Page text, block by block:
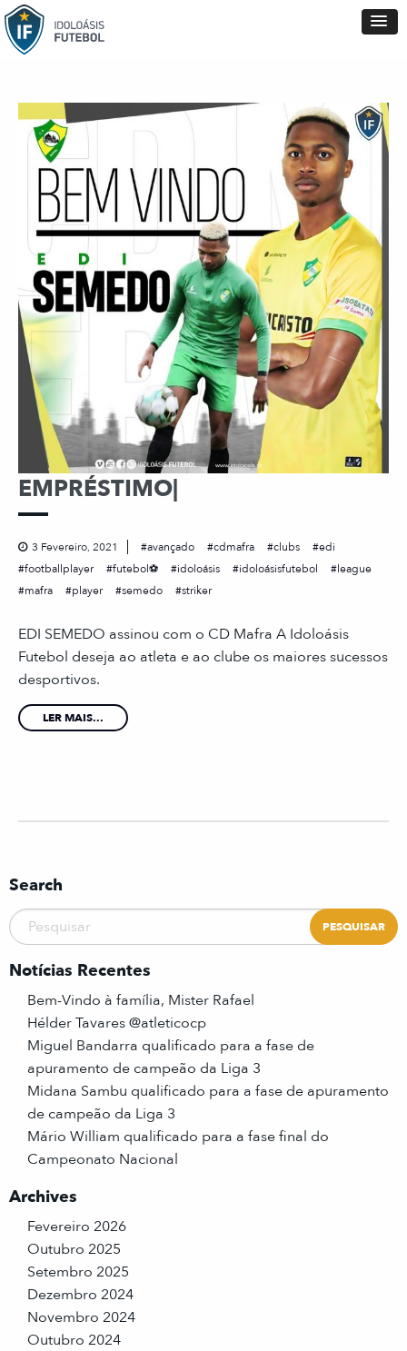
EMPRÉSTIMO|
3 Fevereiro, 2021 avançado cdmafra clubs
edi
footballplayer
futebol⚽ idoloásis idoloásisfutebol
league
mafra
player semedo striker
EDI SEMEDO assinou com o CD Mafra A Idoloásis
Futebol deseja ao atleta e ao clube os maiores sucessos
desportivos.
LER MAIS...
Search
Notícias Recentes
Bem-Vindo à família, Mister Rafael
Hélder Tavares @atleticocp
Miguel Bandarra qualificado para a fase de
apuramento de campeão da Liga 3
Midana Sambu qualificado para a fase de apuramento
de campeão da Liga 3
Mário William qualificado para a fase final do
Campeonato Nacional
Archives
Fevereiro 2026
Outubro 2025
Setembro 2025
Dezembro 2024
Novembro 2024
Outubro 2024